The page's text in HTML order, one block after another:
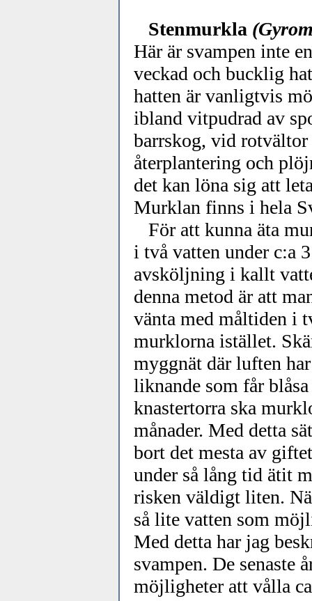
Stenmurkla
Här är svampen inte
veckad och bucklig
hatten är vanligtvis
ibland vitpudrad av
barrskog, vid rotvältor
återplantering och
det kan löna sig att
Murklan finns i hela
För att kunna äta
i två vatten under c:a
avsköljning i kallt
denna metod är att
vänta med måltiden i
murklorna istället.
myggnät där luften
liknande som får
knastertorra ska
månader. Med detta
bort det mesta av
under så lång tid ätit
risken väldigt liten.
så lite vatten som
Med detta har jag
svampen. De senaste
möjligheter att vålla